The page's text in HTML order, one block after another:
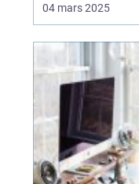
att investera i
u...
04 mars 2025